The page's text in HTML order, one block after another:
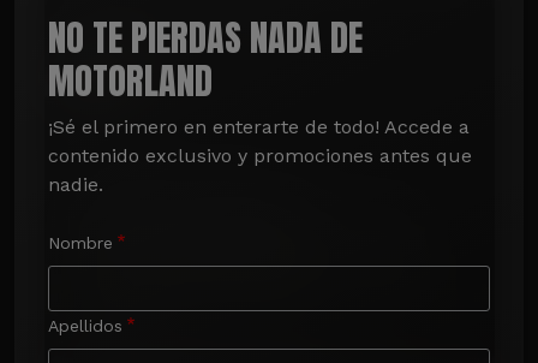
NO TE PIERDAS NADA DE
MOTORLAND
¡Sé el primero en enterarte de todo! Accede a
contenido exclusivo y promociones antes que
nadie.
Nombre
Apellidos